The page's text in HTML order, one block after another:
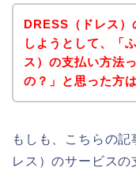
DRESS（ドレス）
しようとして、「
ス）の支払い方法
の？」と思った方
もしも、こちらの
レス）のサービス